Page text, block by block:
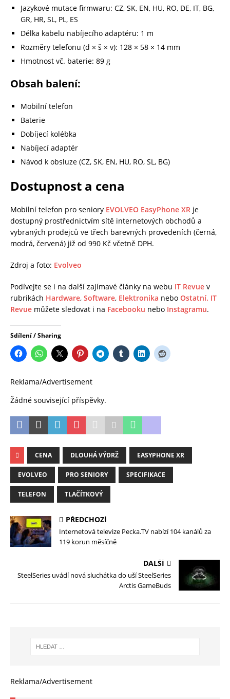
Jazykové mutace firmwaru: CZ, SK, EN, HU, RO, DE, IT, BG,
GR, HR, SL, PL, ES
Délka kabelu nabíjecího adaptéru: 1 m
Rozměry telefonu (d × š × v): 128 × 58 × 14 mm
Hmotnost vč. baterie: 89 g
Obsah balení:
Mobilní telefon
Baterie
Dobíjecí kolébka
Nabíjecí adaptér
Návod k obsluze (CZ, SK, EN, HU, RO, SL, BG)
Dostupnost a cena
Mobilní telefon pro seniory EVOLVEO EasyPhone XR je
dostupný prostřednictvím sítě internetových obchodů a
vybraných prodejců ve třech barevných provedeních (černá,
modrá, červená) již od 990 Kč včetně DPH.
Zdroj a foto: Evolveo
Podívejte se i na další zajímavé články na webu IT Revue v
rubrikách Hardware, Software, Elektronika nebo Ostatní. IT
Revue můžete sledovat i na Facebooku nebo Instagramu.
Sdílení / Sharing
Reklama/Advertisement
Žádné související příspěvky.
CENA DLOUHÁ VÝDRŽ EASYPHONE XR
EVOLVEO PRO SENIORY SPECIFIKACE
TELEFON TLAČÍTKOVÝ
PŘEDCHOZÍ
Internetová televize Pecka.TV nabízí 104 kanálů za
119 korun měsíčně
DALŠÍ
SteelSeries uvádí nová sluchátka do uší SteelSeries
Arctis GameBuds
Reklama/Advertisement